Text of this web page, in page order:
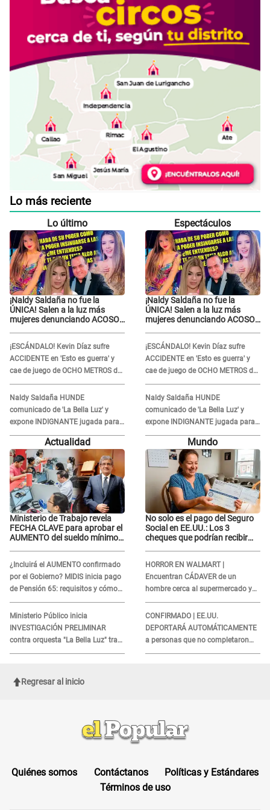
Lo más reciente
Lo último
¡Naldy Saldaña no fue la
ÚNICA! Salen a la luz más
mujeres denunciando ACOSO
¡ESCÁNDALO! Kevin Díaz sufre
ACCIDENTE en 'Esto es guerra' y
cae de juego de OCHO METROS de
altura: "La colchoneta se rompe..."
Naldy Saldaña HUNDE
comunicado de 'La Bella Luz' y
expone INDIGNANTE jugada para
DEFENDER a director: "Que he
tenido algo..."
Espectáculos
¡Naldy Saldaña no fue la
ÚNICA! Salen a la luz más
mujeres denunciando ACOSO
¡ESCÁNDALO! Kevin Díaz sufre
ACCIDENTE en 'Esto es guerra' y
cae de juego de OCHO METROS de
altura: "La colchoneta se rompe..."
Naldy Saldaña HUNDE
comunicado de 'La Bella Luz' y
expone INDIGNANTE jugada para
DEFENDER a director: "Que he
tenido algo..."
Actualidad
Ministerio de Trabajo revela
FECHA CLAVE para aprobar el
AUMENTO del sueldo mínimo:
¿Incluirá el AUMENTO confirmado
por el Gobierno? MIDIS inicia pago
de Pensión 65: requisitos y cómo
obtener el beneficio economico
Ministerio Público inicia
INVESTIGACIÓN PRELIMINAR
contra orquesta "La Bella Luz" tras
DENUNCIA de Naldy Saldaña
Mundo
No solo es el pago del Seguro
Social en EE.UU.: Los 3
cheques que podrían recibir
HORROR EN WALMART |
Encuentran CÁDAVER de un
hombre cerca al supermercado y
esto reveló la autopsia que le
realizaron
CONFIRMADO | EE.UU.
DEPORTARÁ AUTOMÁTICAMENTE
a personas que no completaron
este formulario clave
Regresar al inicio
Quiénes somos Contáctanos
Políticas y Estándares
Términos de uso